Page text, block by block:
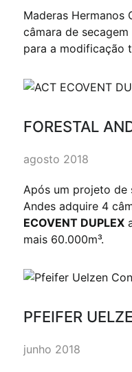
Maderas Hermanos
câmara de
para a modificação
FORESTAL
agosto 2018
Após um projeto de
Andes adquire 4
ECOVENT DUPLEX
mais 60.000m³.
PFEIFER
junho 2018